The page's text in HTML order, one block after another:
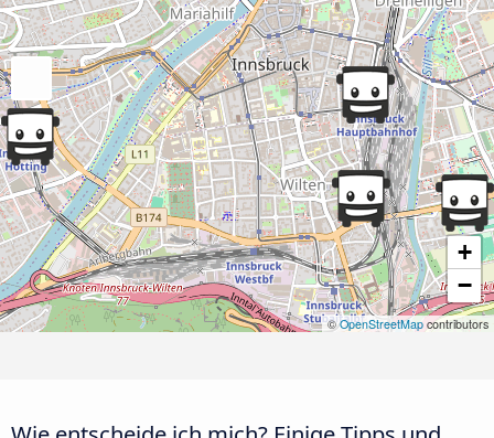
+
−
©OpenStreetMap contributors